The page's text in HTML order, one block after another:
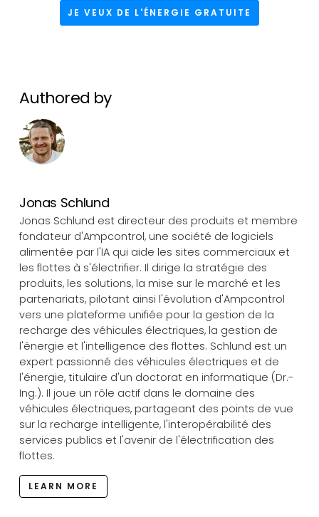
JE VEUX DE L'ÉNERGIE GRATUITE
Authored by
Jonas Schlund
Jonas Schlund est directeur des produits et membre
fondateur d'Ampcontrol, une société de logiciels
alimentée par l'IA qui aide les sites commerciaux et
les flottes à s'électrifier. Il dirige la stratégie des
produits, les solutions, la mise sur le marché et les
partenariats, pilotant ainsi l'évolution d'Ampcontrol
vers une plateforme unifiée pour la gestion de la
recharge des véhicules électriques, la gestion de
l'énergie et l'intelligence des flottes. Schlund est un
expert passionné des véhicules électriques et de
l'énergie, titulaire d'un doctorat en informatique (Dr.-
Ing.). Il joue un rôle actif dans le domaine des
véhicules électriques, partageant des points de vue
sur la recharge intelligente, l'interopérabilité des
services publics et l'avenir de l'électrification des
flottes.
LEARN MORE